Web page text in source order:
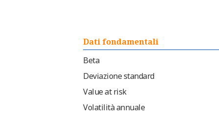
Dati fondamentali
Beta
Deviazione standard
Value at risk
Volatilità annuale